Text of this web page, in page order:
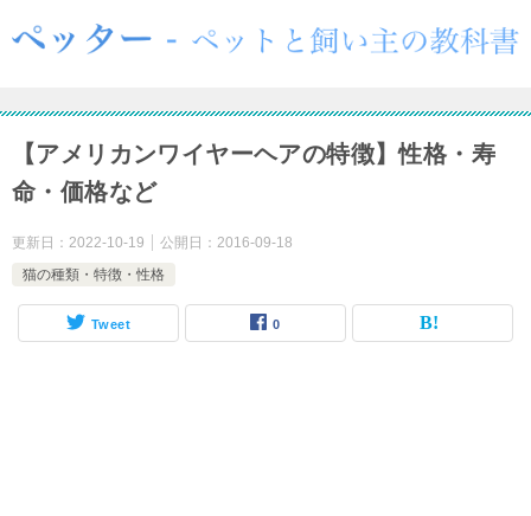
【アメリカンワイヤーヘアの特徴】性格・寿
命・価格など
更新日： 2022-10-19 公開日： 2016-09-18
猫の種類・特徴・性格
Tweet 0